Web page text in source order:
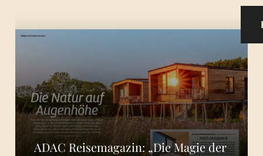
ADAC Reisemagazin: „Die Magie der